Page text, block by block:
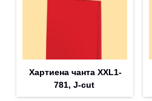
Хартиена чанта XXL1-
781, J-cut